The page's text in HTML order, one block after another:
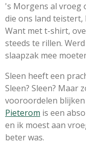
's Morgens al vroeg
die ons land teistert,
Want met t-shirt,
steeds te rillen.
slaapzak mee
Sleen heeft een
Sleen? Sleen? Maar
vooroordelen blijken
Pieterom is een
en ik moest aan
beter was.